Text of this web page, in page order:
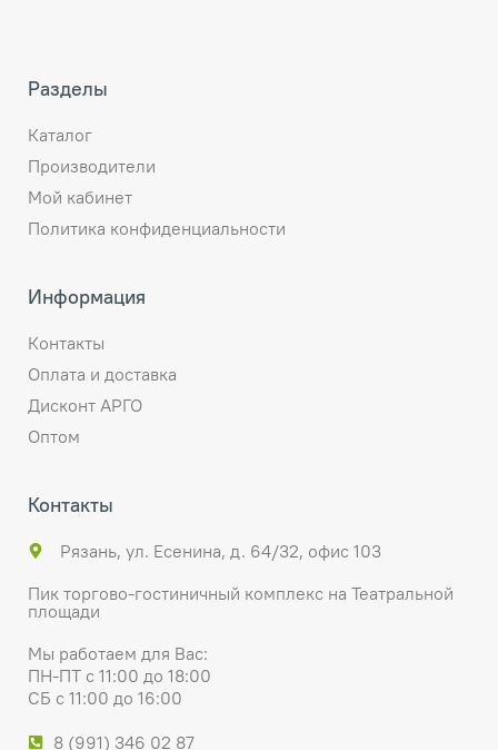
Разделы
Каталог
Производители
Мой кабинет
Политика конфиденциальности
Информация
Контакты
Оплата и доставка
Дисконт АРГО
Оптом
Контакты
Рязань, ул. Есенина, д. 64/32, офис 103
Пик торгово-гостиничный комплекс на Театральной
площади
Мы работаем для Вас:
ПН-ПТ с 11:00 до 18:00
СБ с 11:00 до 16:00
8 (991) 346 02 87